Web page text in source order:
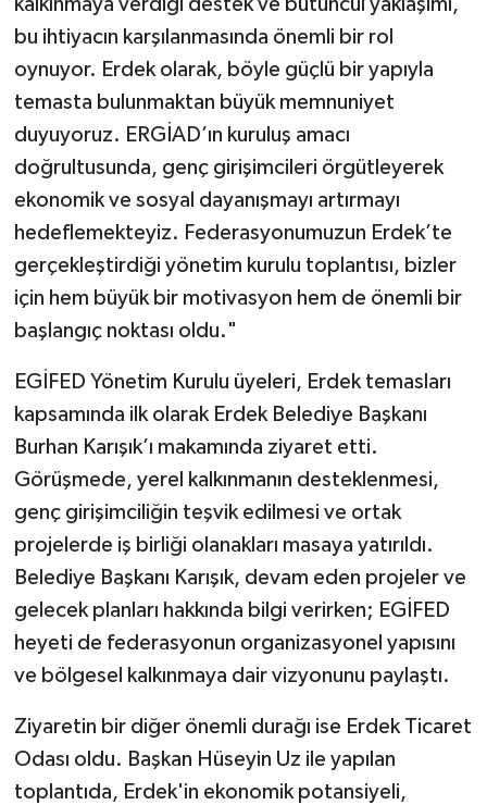
kalkınmaya verdiği destek ve bütüncül yaklaşımı,
bu ihtiyacın karşılanmasında önemli bir rol
oynuyor. Erdek olarak, böyle güçlü bir yapıyla
temasta bulunmaktan büyük memnuniyet
duyuyoruz. ERGİAD’ın kuruluş amacı
doğrultusunda, genç girişimcileri örgütleyerek
ekonomik ve sosyal dayanışmayı artırmayı
hedeflemekteyiz. Federasyonumuzun Erdek’te
gerçekleştirdiği yönetim kurulu toplantısı, bizler
için hem büyük bir motivasyon hem de önemli bir
başlangıç noktası oldu."
EGİFED Yönetim Kurulu üyeleri, Erdek temasları
kapsamında ilk olarak Erdek Belediye Başkanı
Burhan Karışık’ı makamında ziyaret etti.
Görüşmede, yerel kalkınmanın desteklenmesi,
genç girişimciliğin teşvik edilmesi ve ortak
projelerde iş birliği olanakları masaya yatırıldı.
Belediye Başkanı Karışık, devam eden projeler ve
gelecek planları hakkında bilgi verirken; EGİFED
heyeti de federasyonun organizasyonel yapısını
ve bölgesel kalkınmaya dair vizyonunu paylaştı.
Ziyaretin bir diğer önemli durağı ise Erdek Ticaret
Odası oldu. Başkan Hüseyin Uz ile yapılan
toplantıda, Erdek'in ekonomik potansiyeli,